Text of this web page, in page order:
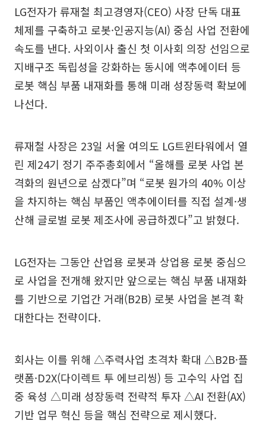
LG전자가 류재철 최고경영자(CEO) 사장 단독 대표
체제를 구축하고 로봇·인공지능(AI) 중심 사업 전환에
속도를 낸다. 사외이사 출신 첫 이사회 의장 선임으로
지배구조 독립성을 강화하는 동시에 액추에이터 등
로봇 핵심 부품 내재화를 통해 미래 성장동력 확보에
나선다.
류재철 사장은 23일 서울 여의도 LG트윈타워에서 열
린 제24기 정기 주주총회에서 “올해를 로봇 사업 본
격화의 원년으로 삼겠다”며 “로봇 원가의 40% 이상
을 차지하는 핵심 부품인 액추에이터를 직접 설계·생
산해 글로벌 로봇 제조사에 공급하겠다”고 밝혔다.
LG전자는 그동안 산업용 로봇과 상업용 로봇 중심으
로 사업을 전개해 왔지만 앞으로는 핵심 부품 내재화
를 기반으로 기업간 거래(B2B) 로봇 사업을 본격 확
대한다는 전략이다.
회사는 이를 위해 △주력사업 초격차 확대 △B2B·플
랫폼·D2X(다이렉트 투 에브리씽) 등 고수익 사업 집
중 육성 △미래 성장동력 전략적 투자 △AI 전환(AX)
기반 업무 혁신 등을 핵심 전략으로 제시했다.